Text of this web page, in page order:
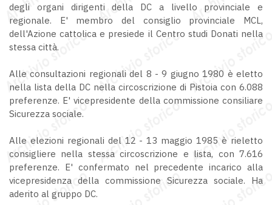
degli organi dirigenti della DC a livello provinciale e
regionale. E' membro del consiglio provinciale MCL,
dell'Azione cattolica e presiede il Centro studi Donati nella
stessa città.
Alle consultazioni regionali del 8 - 9 giugno 1980 è eletto
nella lista della DC nella circoscrizione di Pistoia con 6.088
preferenze. E' vicepresidente della commissione consiliare
Sicurezza sociale.
Alle elezioni regionali del 12 - 13 maggio 1985 è rieletto
consigliere nella stessa circoscrizione e lista, con 7.616
preferenze. E' confermato nel precedente incarico alla
vicepresidenza della commissione Sicurezza sociale. Ha
aderito al gruppo DC.